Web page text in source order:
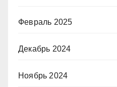
Февраль 2025
Декабрь 2024
Ноябрь 2024